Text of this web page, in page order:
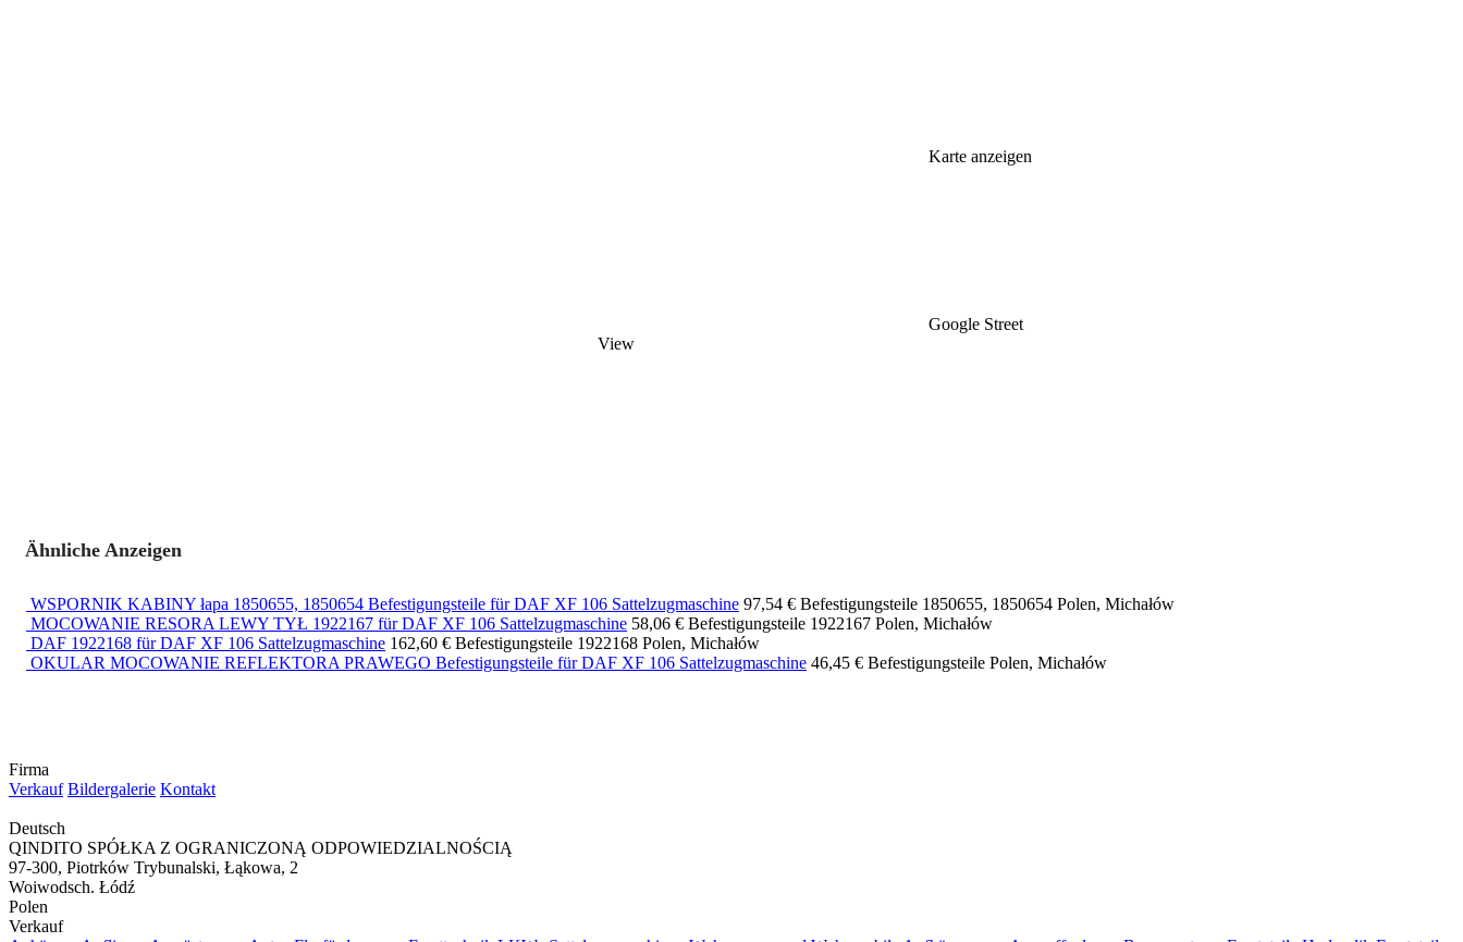
Karte anzeigen
Google Street
View
Ähnliche Anzeigen
WSPORNIK KABINY łapa 1850655, 1850654 Befestigungsteile für DAF XF 106 Sattelzugmaschine 97,54 € Befestigungsteile 1850655, 1850654 Polen, Michałów
MOCOWANIE RESORA LEWY TYŁ 1922167 für DAF XF 106 Sattelzugmaschine 58,06 € Befestigungsteile 1922167 Polen, Michałów
DAF 1922168 für DAF XF 106 Sattelzugmaschine 162,60 € Befestigungsteile 1922168 Polen, Michałów
OKULAR MOCOWANIE REFLEKTORA PRAWEGO Befestigungsteile für DAF XF 106 Sattelzugmaschine 46,45 € Befestigungsteile Polen, Michałów
Firma
Verkauf Bildergalerie Kontakt
Deutsch
QINDITO SPÓŁKA Z OGRANICZONĄ ODPOWIEDZIALNOŚCIĄ
97-300, Piotrków Trybunalski, Łąkowa, 2
Woiwodsch. Łódź
Polen
Verkauf